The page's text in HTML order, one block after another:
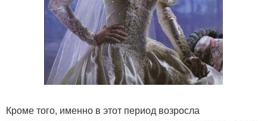
Кроме того, именно в этот период возросла